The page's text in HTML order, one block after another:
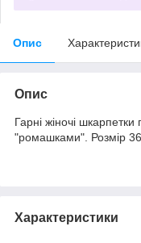
Опис
Опис
Гарні жіночі шкарпетки
"ромашками". Розмір
Характеристики